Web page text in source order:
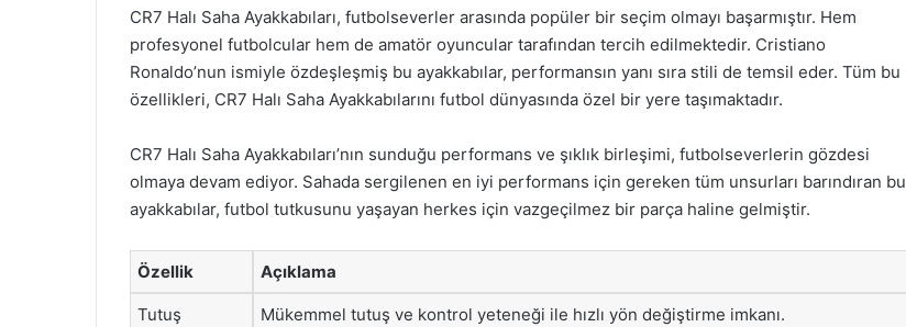
CR7 Halı Saha Ayakkabıları, futbolseverler arasında popüler bir seçim olmayı başarmıştır. Hem
profesyonel futbolcular hem de amatör oyuncular tarafından tercih edilmektedir. Cristiano
Ronaldo’nun ismiyle özdeşleşmiş bu ayakkabılar, performansın yanı sıra stili de temsil eder. Tüm bu
özellikleri, CR7 Halı Saha Ayakkabılarını futbol dünyasında özel bir yere taşımaktadır.
CR7 Halı Saha Ayakkabıları’nın sunduğu performans ve şıklık birleşimi, futbolseverlerin gözdesi
olmaya devam ediyor. Sahada sergilenen en iyi performans için gereken tüm unsurları barındıran bu
ayakkabılar, futbol tutkusunu yaşayan herkes için vazgeçilmez bir parça haline gelmiştir.
Özellik Açıklama
Tutuş Mükemmel tutuş ve kontrol yeteneği ile hızlı yön değiştirme imkanı.